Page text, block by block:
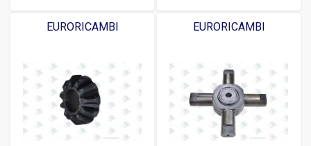
EURORICAMBI EURORICAMBI